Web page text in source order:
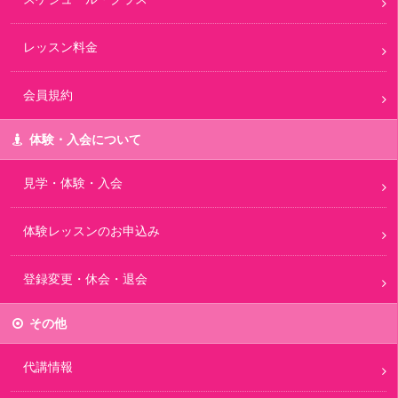
レッスン料金
会員規約
体験・入会について
見学・体験・入会
体験レッスンのお申込み
登録変更・休会・退会
その他
代講情報